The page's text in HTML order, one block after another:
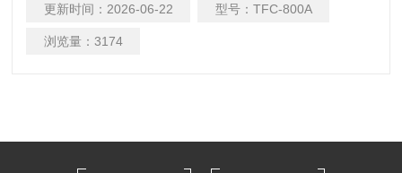
数、调校时钟，参数掉电保护；软件调校；温度测量显示稳
定。
更新时间： 2026-06-22 型号： TFC-800A
浏览量： 3174